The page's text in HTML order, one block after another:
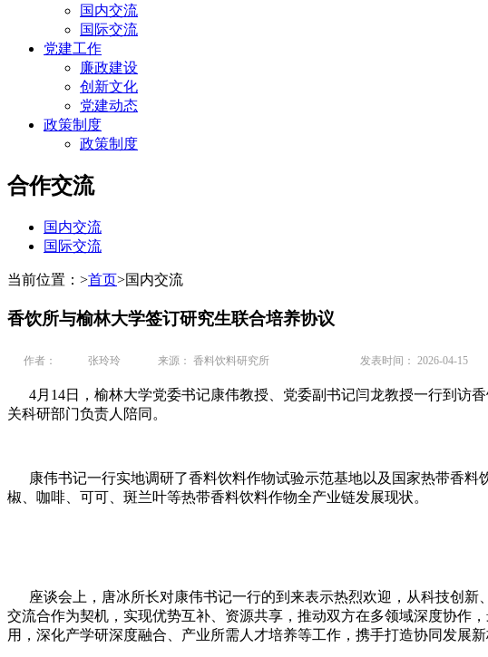
国内交流
国际交流
党建工作
廉政建设
创新文化
党建动态
政策制度
政策制度
合作交流
国内交流
国际交流
当前位置： >首页>国内交流
香饮所与榆林大学签订研究生联合培养协议
作者： 张玲玲 来源： 香料饮料研究所 发表时间： 2026-04-15
4月14日，榆林大学党委书记康伟教授、党委副书记闫龙教授一行到访
关科研部门负责人陪同。
康伟书记一行实地调研了香料饮料作物试验示范基地以及国家热带香料
椒、咖啡、可可、斑兰叶等热带香料饮料作物全产业链发展现状。
座谈会上，唐冰所长对康伟书记一行的到来表示热烈欢迎，从科技创新
交流合作为契机，实现优势互补、资源共享，推动双方在多领域深度协作
用，深化产学研深度融合、产业所需人才培养等工作，携手打造协同发展新